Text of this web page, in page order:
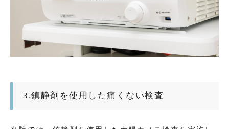
3.鎮静剤を使用した痛くない検査